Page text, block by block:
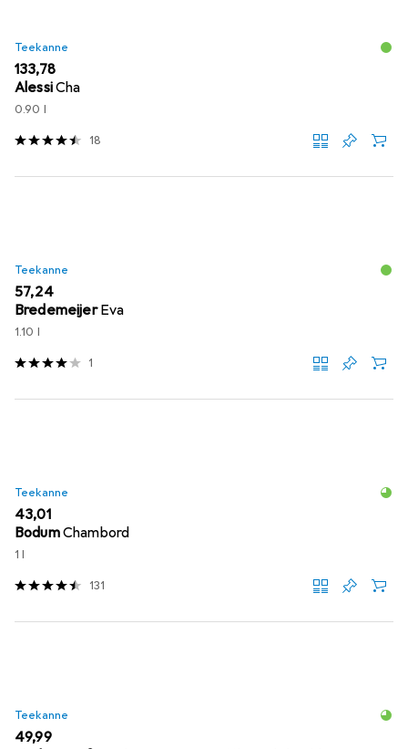
Teekanne
EUR
133,78
AlessiCha
0.90 l
18
Teekanne
EUR
57,24
Bredemeijer Eva
1.10 l
1
Teekanne
EUR
43,01
BodumChambord
1 l
131
Teekanne
EUR
49,99